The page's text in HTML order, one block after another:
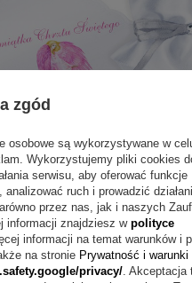
zgód
osobowe są wykorzystywane w
Wykorzystujemy pliki cookies
serwisu, aby oferować funkcje
analizować ruch i prowadzić
przez nas, jak i naszych
informacji znajdziesz w polityce
informacji na temat warunków i
na stronie Prywatność i warunki
privacy/. Akceptacja